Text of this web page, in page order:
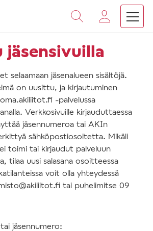
jäsensivuilla
selaamaan jäsenalueen sisältöjä.
on uusittu, ja kirjautuminen
-palvelussa
Verkkosivuille kirjauduttaessa
jäsennumeroa tai AKIn
sähköpostiosoitetta. Mikäli
toimi tai kirjaudut palveluun
tilaa uusi salasana osoitteessa
voit olla yhteydessä
tai puhelimitse 09
jäsennumero: